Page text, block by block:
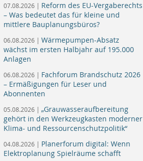
07.08.2026 | Reform des EU-Vergaberechts
– Was bedeutet das für kleine und
mittlere Bauplanungsbüros?
06.08.2026 | Wärmepumpen-Absatz
wächst im ersten Halbjahr auf 195.000
Anlagen
06.08.2026 | Fachforum Brandschutz 2026
– Ermäßigungen für Leser und
Abonnenten
05.08.2026 | „Grauwasseraufbereitung
gehört in den Werkzeugkasten moderner
Klima- und Ressourcenschutzpolitik“
04.08.2026 | Planerforum digital: Wenn
Elektroplanung Spielräume schafft